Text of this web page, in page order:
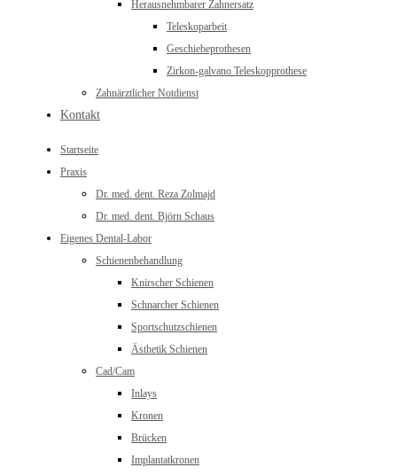
Herausnehmbarer Zahnersatz
Teleskoparbeit
Geschiebeprothesen
Zirkon-galvano Teleskopprothese
Zahnärztlicher Notdienst
Kontakt
Startseite
Praxis
Dr. med. dent. Reza Zolmajd
Dr. med. dent. Björn Schaus
Eigenes Dental-Labor
Schienenbehandlung
Knirscher Schienen
Schnarcher Schienen
Sportschutzschienen
Ästhetik Schienen
Cad/Cam
Inlays
Kronen
Brücken
Implantatkronen